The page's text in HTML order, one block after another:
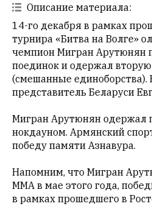
с
большим
трудом,
но
душой.
Редакция
лезет
в
авторские
не
кромсает
их
Описание материала:
14-го декабря в рамках
турнира «Битва на Волге»
чемпион Мигран Арутюнян
поединок и одержал
(смешанные единоборства).
представитель Беларуси
Мигран Арутюнян одержал
нокдауном. Армянский
победу памяти Азнавура.
Напомним, что Мигран
ММА в мае этого года,
в рамках прошедшего в